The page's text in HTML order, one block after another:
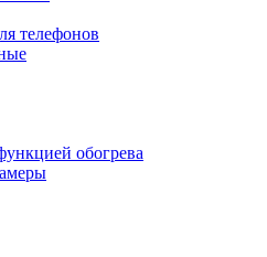
телефонов
обогрева